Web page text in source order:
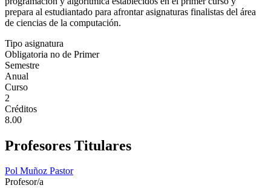
prepara al estudiantado para afrontar asignaturas finalistas del área
de ciencias de la computación.
Tipo asignatura
Obligatoria no de Primer
Semestre
Anual
Curso
2
Créditos
8.00
Profesores Titulares
Pol Muñoz Pastor
Profesor/a